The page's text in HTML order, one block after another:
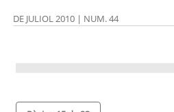
DE JULIOL 2010 | NUM. 44